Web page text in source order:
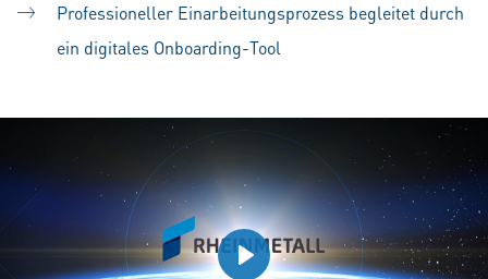
Professioneller Einarbeitungsprozess begleitet durch
ein digitales Onboarding-Tool